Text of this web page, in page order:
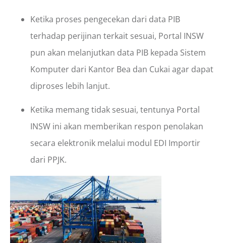
Ketika proses pengecekan dari data PIB
terhadap perijinan terkait sesuai, Portal INSW
pun akan melanjutkan data PIB kepada Sistem
Komputer dari Kantor Bea dan Cukai agar dapat
diproses lebih lanjut.
Ketika memang tidak sesuai, tentunya Portal
INSW ini akan memberikan respon penolakan
secara elektronik melalui modul EDI Importir
dari PPJK.